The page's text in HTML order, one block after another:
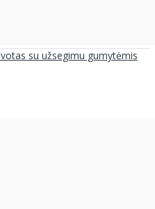
su užsegimu gumytėmis